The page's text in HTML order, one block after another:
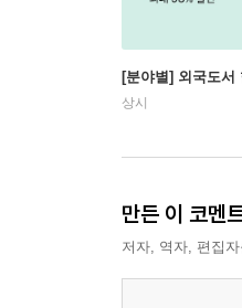
[분야별] 외국도서
상시
만든 이 코멘
저자, 역자, 편집